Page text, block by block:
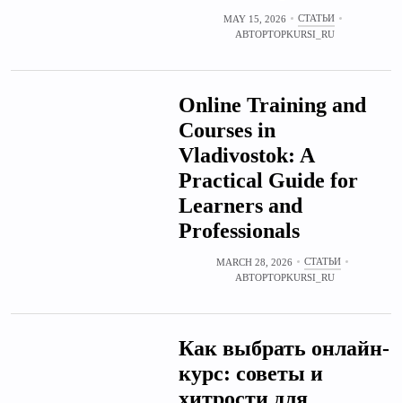
MAY 15, 2026
СТАТЬИ
АВТОРTOPKURSI_RU
Online Training and
Courses in
Vladivostok: A
Practical Guide for
Learners and
Professionals
MARCH 28, 2026
СТАТЬИ
АВТОРTOPKURSI_RU
Как выбрать онлайн-
курс: советы и
хитрости для